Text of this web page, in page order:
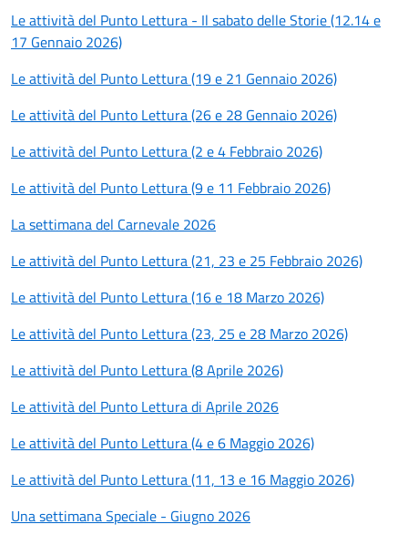
Le attività del Punto Lettura - Il sabato delle Storie (12.14 e
17 Gennaio 2026)
Le attività del Punto Lettura (19 e 21 Gennaio 2026)
Le attività del Punto Lettura (26 e 28 Gennaio 2026)
Le attività del Punto Lettura (2 e 4 Febbraio 2026)
Le attività del Punto Lettura (9 e 11 Febbraio 2026)
La settimana del Carnevale 2026
Le attività del Punto Lettura (21, 23 e 25 Febbraio 2026)
Le attività del Punto Lettura (16 e 18 Marzo 2026)
Le attività del Punto Lettura (23, 25 e 28 Marzo 2026)
Le attività del Punto Lettura (8 Aprile 2026)
Le attività del Punto Lettura di Aprile 2026
Le attività del Punto Lettura (4 e 6 Maggio 2026)
Le attività del Punto Lettura (11, 13 e 16 Maggio 2026)
Una settimana Speciale - Giugno 2026